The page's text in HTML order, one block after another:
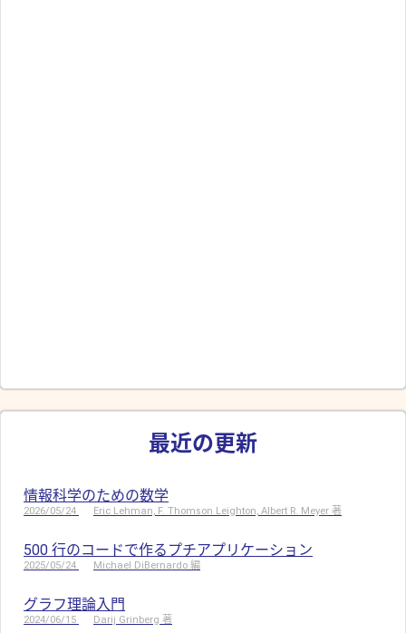
最近の更新
情報科学のための数学
2026/05/24 Eric Lehman, F. Thomson Leighton, Albert R. Meyer 著
500 行のコードで作るプチアプリケーション
2025/05/24 Michael DiBernardo 編
グラフ理論入門
2024/06/15 Darij Grinberg 著